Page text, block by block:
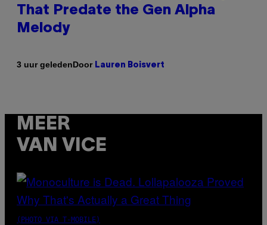
That Predate the Gen Alpha
Melody
3 uur geledenDoor Lauren Boisvert
MEER
VAN VICE
(PHOTO VIA T-MOBILE)